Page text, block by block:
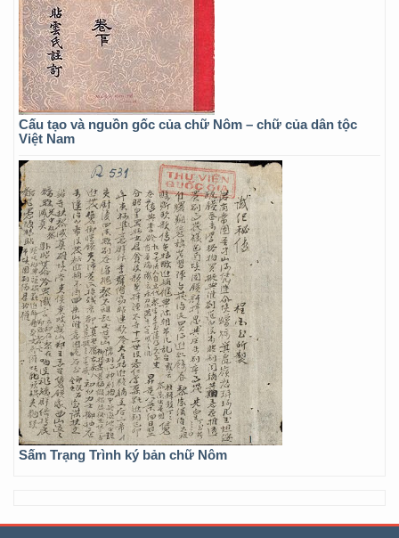
Cấu tạo và nguồn gốc của chữ Nôm – chữ của dân tộc
Việt Nam
Sấm Trạng Trình ký bản chữ Nôm